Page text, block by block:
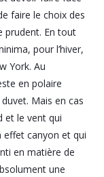
faire le choix des
prudent. En tout
pour l’hiver,
York. Au
en polaire
Mais en cas
et le vent qui
effet canyon et qui
en matière de
une